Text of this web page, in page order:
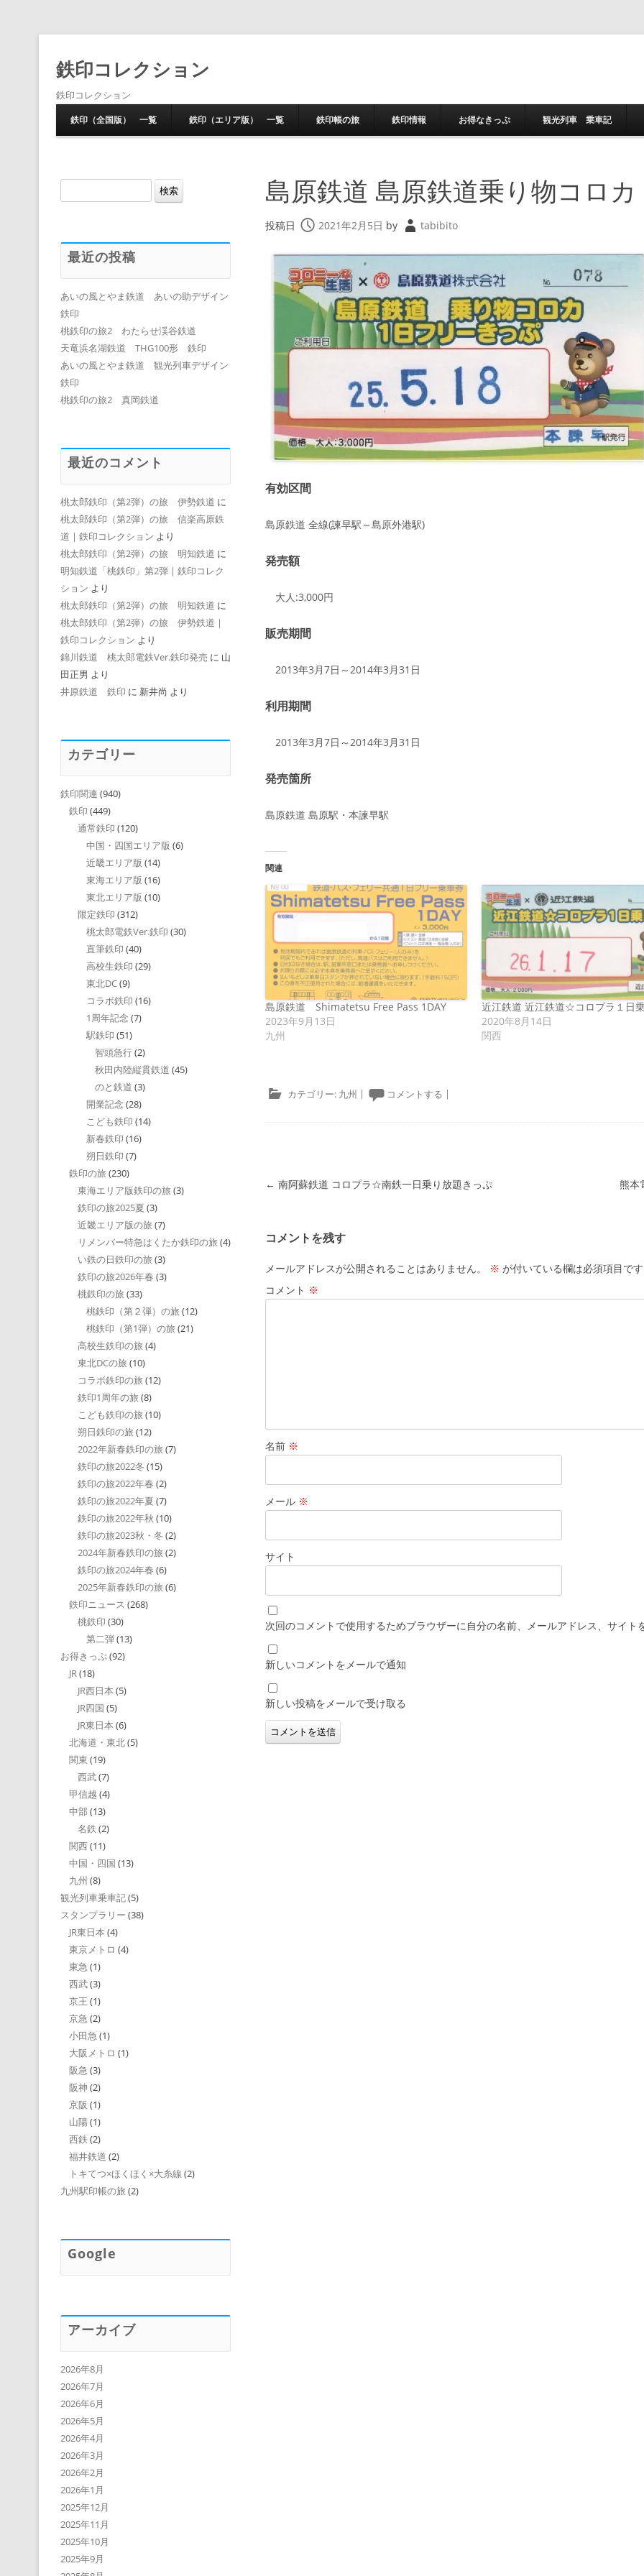
鉄印コレクション
鉄印コレクション
鉄印（全国版） 一覧 鉄印（エリア版） 一覧 鉄印帳の旅 鉄印情報 お得なきっぷ 観光列車 乗車記
島原鉄道 島原鉄道乗り物コロ
投稿日 2021年2月5日 by tabibito
有効区間
島原鉄道 全線(諫早駅～島原外港駅)
発売額
大人:3,000円
販売期間
2013年3月7日～2014年3月31日
利用期間
2013年3月7日～2014年3月31日
発売箇所
島原鉄道 島原駅・本諫早駅
関連
島原鉄道 Shimatetsu Free Pass 1DAY
2023年9月13日
九州
近江鉄道 近江鉄道☆コロプラ１日
2020年8月14日
関西
カテゴリー: 九州 | コメントする |
投稿ナビゲーション
← 南阿蘇鉄道 コロプラ☆南鉄一日乗り放題きっぷ 熊本
コメントを残す
メールアドレスが公開されることはありません。 ※ が付いている欄は必須項目です
コメント ※
名前 ※
メール ※
サイト
次回のコメントで使用するためブラウザーに自分の名前、メールアドレス、サイト
新しいコメントをメールで通知
新しい投稿をメールで受け取る
索:
最近の投稿
あいの風とやま鉄道 あいの助デザイン
鉄印
桃鉄印の旅2 わたらせ渓谷鉄道
天竜浜名湖鉄道 THG100形 鉄印
あいの風とやま鉄道 観光列車デザイン
鉄印
桃鉄印の旅2 真岡鉄道
最近のコメント
桃太郎鉄印（第2弾）の旅 伊勢鉄道 に
桃太郎鉄印（第2弾）の旅 信楽高原鉄
道 | 鉄印コレクション より
桃太郎鉄印（第2弾）の旅 明知鉄道 に
明知鉄道「桃鉄印」第2弾 | 鉄印コレク
ション より
桃太郎鉄印（第2弾）の旅 明知鉄道 に
桃太郎鉄印（第2弾）の旅 伊勢鉄道 |
鉄印コレクション より
錦川鉄道 桃太郎電鉄Ver.鉄印発売 に 山
田正男 より
井原鉄道 鉄印 に 新井尚 より
カテゴリー
鉄印関連 (940)
鉄印 (449)
通常鉄印 (120)
中国・四国エリア版 (6)
近畿エリア版 (14)
東海エリア版 (16)
東北エリア版 (10)
限定鉄印 (312)
桃太郎電鉄Ver.鉄印 (30)
直筆鉄印 (40)
高校生鉄印 (29)
東北DC(9)
コラボ鉄印 (16)
1周年記念 (7)
駅鉄印 (51)
智頭急行(2)
秋田内陸縦貫鉄道 (45)
のと鉄道 (3)
開業記念 (28)
こども鉄印 (14)
新春鉄印 (16)
朔日鉄印 (7)
鉄印の旅 (230)
東海エリア版鉄印の旅 (3)
鉄印の旅2025夏 (3)
近畿エリア版の旅 (7)
リメンバー特急はくたか鉄印の旅 (4)
い鉄の日鉄印の旅 (3)
鉄印の旅2026年春 (3)
桃鉄印の旅 (33)
桃鉄印（第２弾）の旅 (12)
桃鉄印（第1弾）の旅 (21)
高校生鉄印の旅 (4)
東北DCの旅 (10)
コラボ鉄印の旅 (12)
鉄印1周年の旅 (8)
こども鉄印の旅 (10)
朔日鉄印の旅 (12)
2022年新春鉄印の旅 (7)
鉄印の旅2022冬 (15)
鉄印の旅2022年春 (2)
鉄印の旅2022年夏 (7)
鉄印の旅2022年秋 (10)
鉄印の旅2023秋・冬 (2)
2024年新春鉄印の旅 (2)
鉄印の旅2024年春 (6)
2025年新春鉄印の旅 (6)
鉄印ニュース (268)
桃鉄印 (30)
第二弾(13)
お得きっぷ(92)
JR(18)
JR西日本 (5)
JR四国 (5)
JR東日本 (6)
北海道・東北(5)
関東 (19)
西武(7)
甲信越 (4)
中部 (13)
名鉄 (2)
関西(11)
中国・四国 (13)
九州 (8)
観光列車乗車記(5)
スタンプラリー (38)
JR東日本 (4)
東京メトロ (4)
東急 (1)
西武(3)
京王 (1)
京急 (2)
小田急 (1)
大阪メトロ (1)
阪急 (3)
阪神 (2)
京阪 (1)
山陽 (1)
西鉄 (2)
福井鉄道 (2)
トキてつ×ほくほく×大糸線 (2)
九州駅印帳の旅 (2)
Google
アーカイブ
2026年8月
2026年7月
2026年6月
2026年5月
2026年4月
2026年3月
2026年2月
2026年1月
2025年12月
2025年11月
2025年10月
2025年9月